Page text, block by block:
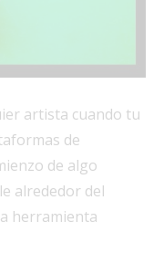
artista cuando tu
de
de algo
alrededor del
herramienta